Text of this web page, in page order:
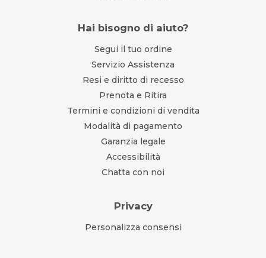
Hai bisogno di aiuto?
Segui il tuo ordine
Servizio Assistenza
Resi e diritto di recesso
Prenota e Ritira
Termini e condizioni di vendita
Modalità di pagamento
Garanzia legale
Accessibilità
Chatta con noi
Privacy
Personalizza consensi